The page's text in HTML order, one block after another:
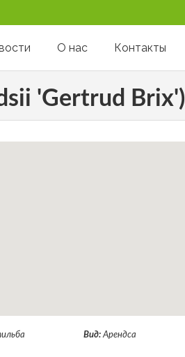
О нас Контакты
'Gertrud Brix')
Вид: Арендса